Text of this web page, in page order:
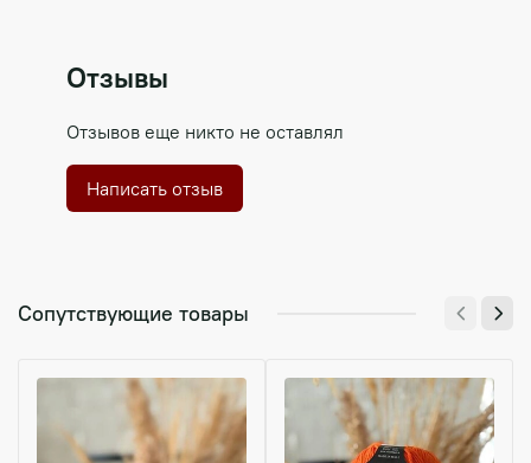
Отзывы
Отзывов еще никто не оставлял
Написать отзыв
Сопутствующие товары